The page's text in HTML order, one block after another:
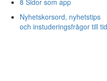
8 Sidor som app
Nyhetskorsord, nyhetstips
och instuderingsfrågor till